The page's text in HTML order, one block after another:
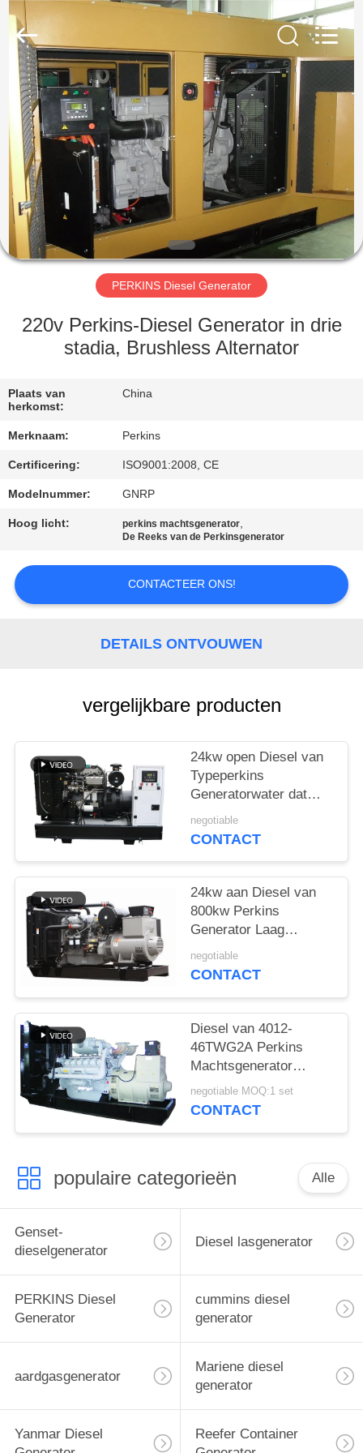
HUIS
PRODUCTEN
ONGEVEER
ONS
FABRIEKSREIS
KWALITEITSCONTROLE
ONS
VERZOEK
OM EEN
CITAAT
PRIVACY
Power
Equipment
Ltd..
Rights
Reserved.
PERKINS Diesel Generator
220v Perkins-Diesel Generator in drie
stadia, Brushless Alternator
Plaats van
herkomst:
China
Merknaam: Perkins
Certificering: ISO9001:2008, CE
Modelnummer: GNRP
Hoog licht: perkins machtsgenerator,
De Reeks van de Perkinsgenerator
CONTACTEER ONS!
DETAILS ONTVOUWEN
vergelijkbare producten
24kw open Diesel van
Typeperkins
Generatorwater dat
met Koelmiddel GLB
wordt gekoeld
negotiable
CONTACT
24kw aan Diesel van
800kw Perkins
Generator Laag
Brandstofverbruik en
Lawaai
negotiable
CONTACT
Diesel van 4012-
46TWG2A Perkins
Machtsgenerator
1000kw met Stamford-
Alternator
negotiable MOQ:1 set
CONTACT
populaire categorieën Alle
Genset-
dieselgenerator
Diesel lasgenerator
PERKINS Diesel
Generator
cummins diesel
generator
aardgasgenerator
Mariene diesel
generator
Yanmar Diesel
Reefer Container